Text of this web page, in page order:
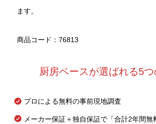
ます。
商品コード：76813
厨房ベースが選ばれる5つ
プロによる無料の事前現地調査
メーカー保証＋独自保証で「合計2年間無